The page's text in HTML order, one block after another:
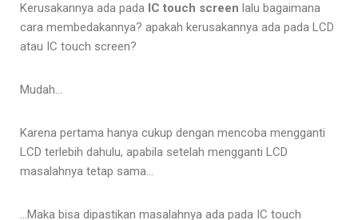
Kerusakannya ada pada IC touch screen lalu bagaimana
cara membedakannya? apakah kerusakannya ada pada LCD
atau IC touch screen?
Mudah…
Karena pertama hanya cukup dengan mencoba mengganti
LCD terlebih dahulu, apabila setelah mengganti LCD
masalahnya tetap sama…
…Maka bisa dipastikan masalahnya ada pada IC touch